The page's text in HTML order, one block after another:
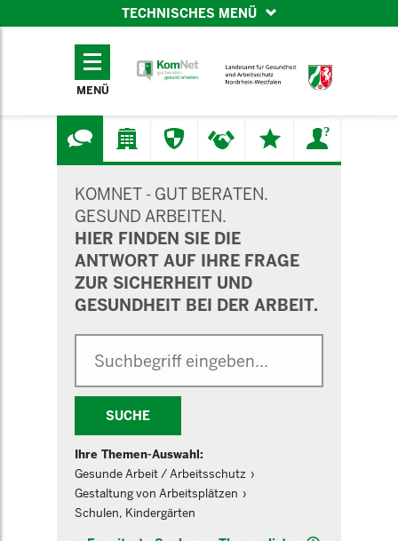
TECHNISCHES MENÜ
TECHNISCHES
MENÜ
KOMNET - GUT BERATEN.
GESUND ARBEITEN.
HIER FINDEN SIE DIE
ANTWORT AUF IHRE FRAGE
ZUR SICHERHEIT UND
GESUNDHEIT BEI DER ARBEIT.
SUCHE
Ihre Themen-Auswahl:
Gesunde Arbeit / Arbeitsschutz
Gestaltung von Arbeitsplätzen
Schulen, Kindergärten